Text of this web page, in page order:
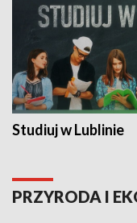
Studiuj w Lublinie
PRZYRODA I